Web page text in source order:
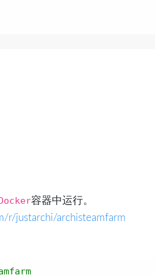
容器​中运行。
r/justarchi/archisteamfarm